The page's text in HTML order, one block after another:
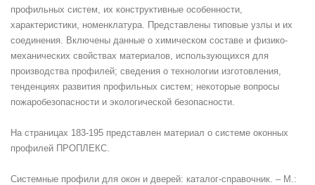
профильных систем, их конструктивные особенности,
характеристики, номенклатура. Представлены типовые узлы и их
соединения. Включены данные о химическом составе и физико-
механических свойствах материалов, использующихся для
производства профилей; сведения о технологии изготовления,
тенденциях развития профильных систем; некоторые вопросы
пожаробезопасности и экологической безопасности.
На страницах 183-195 представлен материал о системе оконных
профилей ПРОПЛЕКС.
Системные профили для окон и дверей: каталог-справочник. – М.: